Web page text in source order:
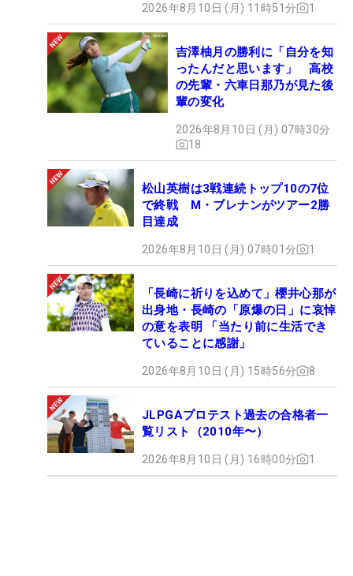
2026年8月10日 (月) 11時51分 1
吉澤柚月の勝利に「自分を知
ったんだと思います」 高校
の先輩・六車日那乃が見た後
輩の変化
2026年8月10日 (月) 07時30分
18
松山英樹は3戦連続トップ10の7位
で終戦 M・ブレナンがツアー2勝
目達成
2026年8月10日 (月) 07時01分 1
「長崎に祈りを込めて」櫻井心那が
出身地・長崎の「原爆の日」に哀悼
の意を表明 「当たり前に生活でき
ていることに感謝」
2026年8月10日 (月) 15時56分 8
JLPGAプロテスト過去の合格者一
覧リスト（2010年〜）
2026年8月10日 (月) 16時00分 1